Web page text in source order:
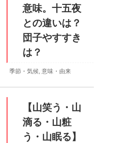
意味。十五夜
との違いは？
団子やすすき
は？
季節・気候, 意味・由来
【山笑う・山
滴る・山粧
う・山眠る】